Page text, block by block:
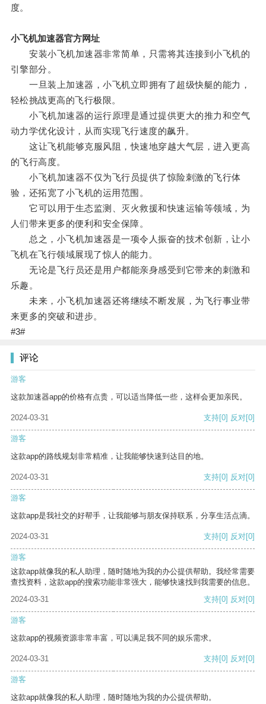
度。
小飞机加速器官方网址
安装小飞机加速器非常简单，只需将其连接到小飞机的
引擎部分。
一旦装上加速器，小飞机立即拥有了超级快艇的能力，
轻松挑战更高的飞行极限。
小飞机加速器的运行原理是通过提供更大的推力和空气
动力学优化设计，从而实现飞行速度的飙升。
这让飞机能够克服风阻，快速地穿越大气层，进入更高
的飞行高度。
小飞机加速器不仅为飞行员提供了惊险刺激的飞行体
验，还拓宽了小飞机的运用范围。
它可以用于生态监测、灭火救援和快速运输等领域，为
人们带来更多的便利和安全保障。
总之，小飞机加速器是一项令人振奋的技术创新，让小
飞机在飞行领域展现了惊人的能力。
无论是飞行员还是用户都能亲身感受到它带来的刺激和
乐趣。
未来，小飞机加速器还将继续不断发展，为飞行事业带
来更多的突破和进步。
#3#
评论
游客
这款加速器app的价格有点贵，可以适当降低一些，这样会更加亲民。
2024-03-31 支持[0] 反对[0]
游客
这款app的路线规划非常精准，让我能够快速到达目的地。
2024-03-31 支持[0] 反对[0]
游客
这款app是我社交的好帮手，让我能够与朋友保持联系，分享生活点滴。
2024-03-31 支持[0] 反对[0]
游客
这款app就像我的私人助理，随时随地为我的办公提供帮助。我经常需要
查找资料，这款app的搜索功能非常强大，能够快速找到我需要的信息。
2024-03-31
支持[0] 反对[0]
游客
这款app的视频资源非常丰富，可以满足我不同的娱乐需求。
2024-03-31 支持[0] 反对[0]
游客
这款app就像我的私人助理，随时随地为我的办公提供帮助。